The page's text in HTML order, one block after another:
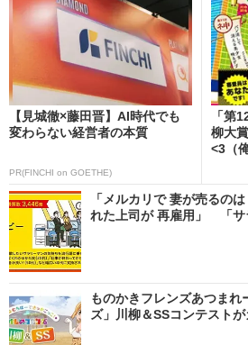
【見城徹×藤田晋】AI時代でも
変わらない経営者の本質
PR(FINCHI on GOETHE)
「第
柳大
<3（
「メルカリで 妻が売るの
れた上司が 再雇用」 「サ
ものかきフレンズあつま
ズ」川柳＆SSコンテスト